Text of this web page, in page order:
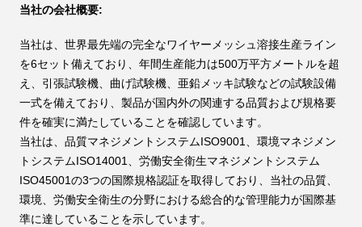
当社の会社概要:
当社は、世界最先端の完全なワイヤーメッシュ溶接生産ライン
を6セット備えており、年間生産能力は500万平方メートルを超
え、引張試験機、曲げ試験機、亜鉛メッキ試験などの試験設備
一式を備えており、製品が国内外の関連する品質および規格要
件を確実に満たしていることを確認しています。
当社は、品質マネジメントシステムISO9001、環境マネジメン
トシステムISO14001、労働安全衛生マネジメントシステム
ISO45001の3つの国際規格認証を取得しており、当社の品質、
環境、労働安全衛生の分野における総合的な管理能力が国際基
準に達していることを示しています。